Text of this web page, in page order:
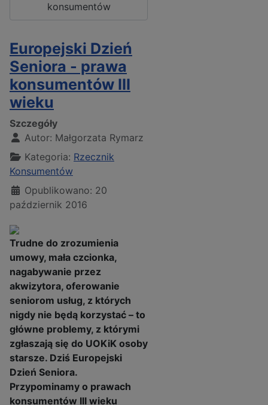
konsumentów
Europejski Dzień
Seniora - prawa
konsumentów III
wieku
Szczegóły
Autor: Małgorzata Rymarz
Kategoria: Rzecznik
Konsumentów
Opublikowano: 20
październik 2016
Trudne do zrozumienia
umowy, mała czcionka,
nagabywanie przez
akwizytora, oferowanie
seniorom usług, z których
nigdy nie będą korzystać – to
główne problemy, z którymi
zgłaszają się do UOKiK osoby
starsze. Dziś Europejski
Dzień Seniora.
Przypominamy o prawach
konsumentów III wieku